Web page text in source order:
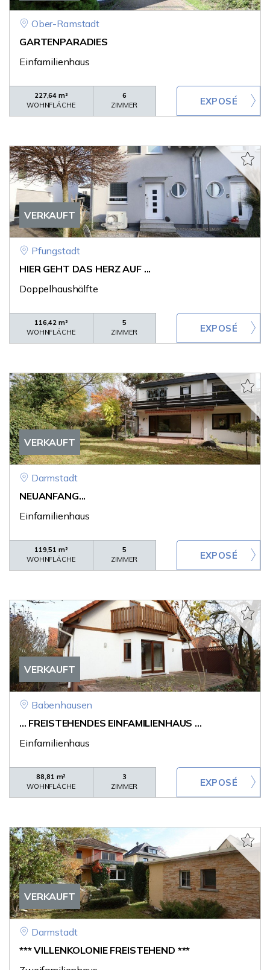
Ober-Ramstadt
GARTENPARADIES
Einfamilienhaus
227,64 m²
WOHNFLÄCHE
6
ZIMMER
VERKAUFT
Pfungstadt
HIER GEHT DAS HERZ AUF ...
Doppelhaushälfte
116,42 m²
WOHNFLÄCHE
5
ZIMMER
VERKAUFT
Darmstadt
NEUANFANG...
Einfamilienhaus
119,51 m²
WOHNFLÄCHE
5
ZIMMER
VERKAUFT
Babenhausen
... FREISTEHENDES EINFAMILIENHAUS ...
Einfamilienhaus
88,81 m²
WOHNFLÄCHE
3
ZIMMER
VERKAUFT
Darmstadt
*** VILLENKOLONIE FREISTEHEND ***